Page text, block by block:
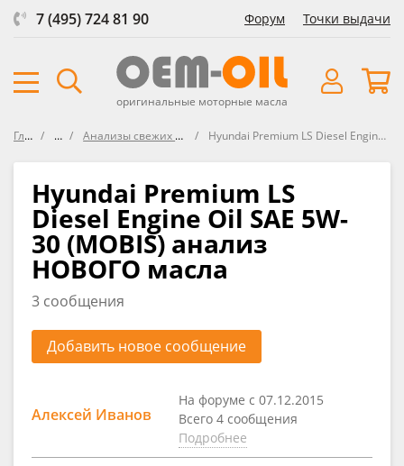
7 (495) 724 81 90 Форум Точки выдачи
оригинальные моторные масла
Главная ФорумАнализы свежих масел VOA (Virgin Oil Analysis) Hyundai Premium LS Diesel Engine Oil SAE 5W-30 (MOBIS) анализ НОВОГО масла
Hyundai Premium LS
Diesel Engine Oil SAE 5W-
30 (MOBIS) анализ
НОВОГО масла
3 сообщения
Добавить новое сообщение
Алексей Иванов
На форуме с 07.12.2015
Всего 4 сообщения
Подробнее